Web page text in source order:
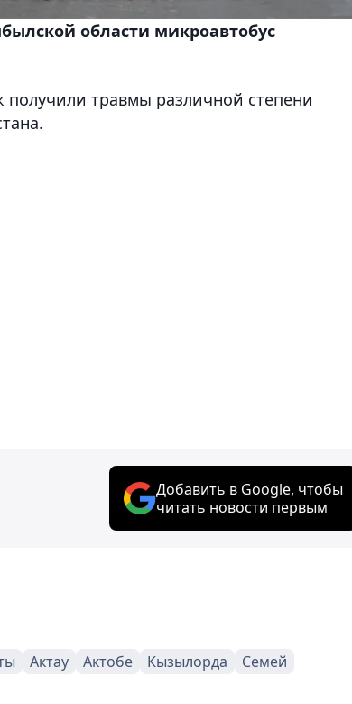
области микроавтобус
травмы различной степени
Добавить в Google, чтобы
читать новости первым
Актау Актобе Кызылорда Семей